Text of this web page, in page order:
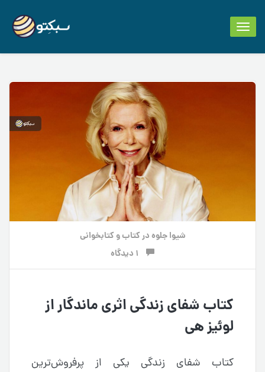
Toggle
navigation
شیوا جلوهدرکتاب و کتابخوانی
کتاب شفای زندگی اثری ماندگار از
لوئیز هی
کتاب شفای زندگی یکی از پرفروش‌ترین